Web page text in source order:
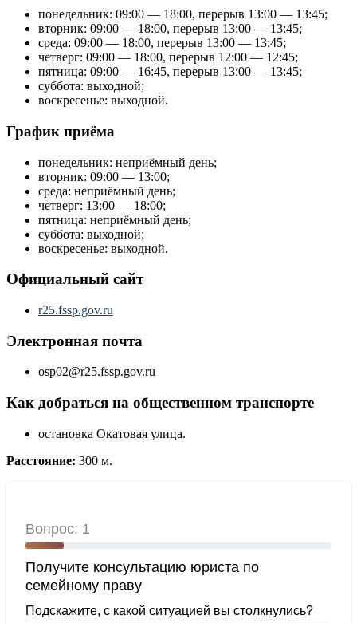
понедельник: 09:00 — 18:00, перерыв 13:00 — 13:45;
вторник: 09:00 — 18:00, перерыв 13:00 — 13:45;
среда: 09:00 — 18:00, перерыв 13:00 — 13:45;
четверг: 09:00 — 18:00, перерыв 12:00 — 12:45;
пятница: 09:00 — 16:45, перерыв 13:00 — 13:45;
суббота: выходной;
воскресенье: выходной.
График приёма
понедельник: неприёмный день;
вторник: 09:00 — 13:00;
среда: неприёмный день;
четверг: 13:00 — 18:00;
пятница: неприёмный день;
суббота: выходной;
воскресенье: выходной.
Официальный сайт
r25.fssp.gov.ru
Электронная почта
osp02@r25.fssp.gov.ru
Как добраться на общественном транспорте
остановка Окатовая улица.
Расстояние: 300 м.